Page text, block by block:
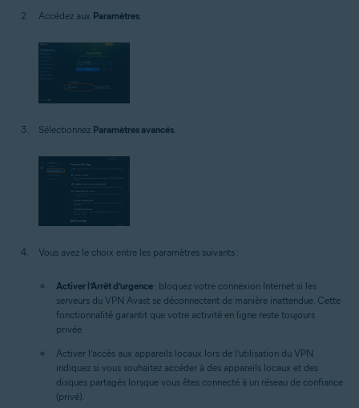
Accédez aux Paramètres.
Sélectionnez Paramètres avancés.
Vous avez le choix entre les paramètres suivants :
Activer l’Arrêt d’urgence : bloquez votre connexion Internet si les
serveurs du VPN Avast se déconnectent de manière inattendue. Cette
fonctionnalité garantit que votre activité en ligne reste toujours
privée.
Activer l’accès aux appareils locaux lors de l’utilisation du VPN
indiquez si vous souhaitez accéder à des appareils locaux et des
disques partagés lorsque vous êtes connecté à un réseau de confiance
(privé).